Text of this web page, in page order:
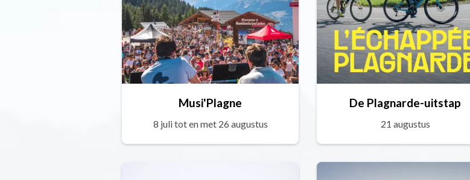
Musi'Plagne
8 juli tot en met 26 augustus
De Plagnarde-uitstap
21 augustus